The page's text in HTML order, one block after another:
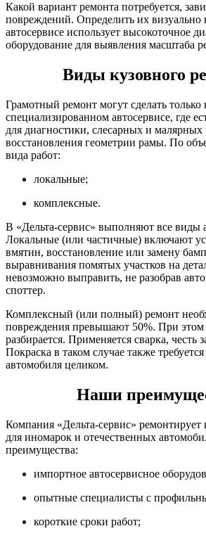
Какой вариант ремонта потребуется,
повреждений. Определить их визуально
автосервисе использует высокоточное
оборудование для выявления масштаба
Виды кузовного
Грамотный ремонт могут сделать только
специализированном автосервисе, где
для диагностики, слесарных и малярных
восстановления геометрии рамы. По
вида работ:
локальные;
комплексные.
В «Дельта-сервис» выполняют все виды
Локальные (или частичные) включают
вмятин, восстановление или замену
выравнивания помятых участков на
невозможно выправить, не разобрав
споттер.
Комплексный (или полный) ремонт
повреждения превышают 50%. При этом
разбирается. Применяется сварка, честь
Покраска в таком случае также требуется
автомобиля целиком.
Наши
Компания «Дельта-сервис» ремонтирует
для иномарок и отечественных
преимущества:
импортное автосервисное
опытные специалисты с
короткие сроки работ;